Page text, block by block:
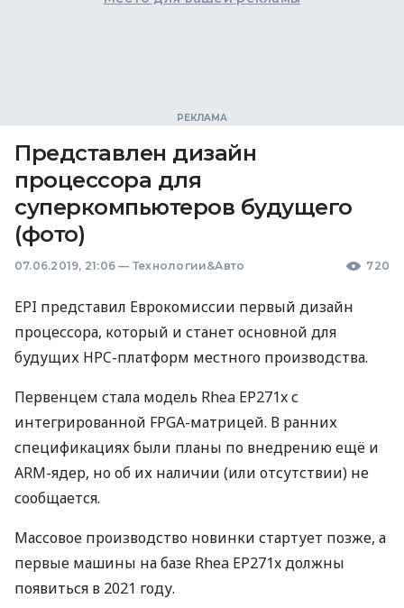
Представлен дизайн
процессора для
суперкомпьютеров будущего
(фото)
07.06.2019, 21:06 — Технологии&Авто 720
EPI представил Еврокомиссии первый дизайн
процессора, который и станет основной для
будущих HPC-платформ местного производства.
Первенцем стала модель Rhea EP271x с
интегрированной FPGA-матрицей. В ранних
спецификациях были планы по внедрению ещё и
ARM-ядер, но об их наличии (или отсутствии) не
сообщается.
Массовое производство новинки стартует позже, а
первые машины на базе Rhea EP271x должны
появиться в 2021 году.